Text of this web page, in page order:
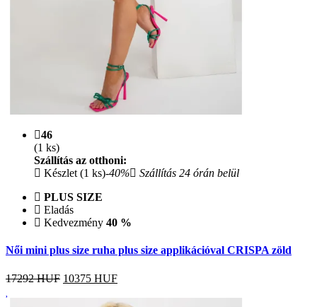
46
(1 ks)
Szállítás az otthoni:
Készlet (1 ks)-40%
Szállítás 24 órán belül
PLUS SIZE
Eladás
Kedvezmény 40 %
Női mini plus size ruha plus size applikációval CRISPA zöld
17292 HUF 10375 HUF